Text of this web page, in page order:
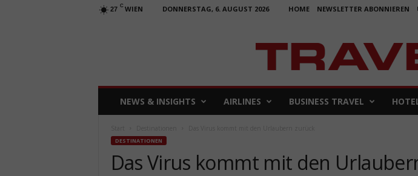
27 C WIEN DONNERSTAG, 6. AUGUST 2026 HOME NEWSLETTER ABONNIEREN
A
NEWS & INSIGHTS AIRLINES BUSINESS TRAVEL
DESTINATIONEN
Das Virus kommt mit den